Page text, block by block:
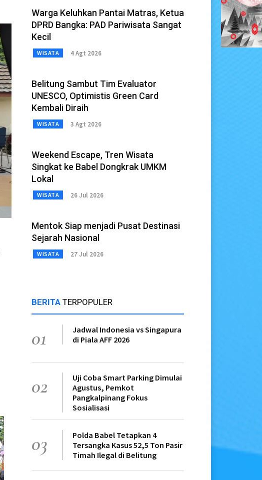
Warga Keluhkan Pantai Matras, Ketua
DPRD Bangka: PAD Pariwisata Sangat
Kecil
WISATA 4 Agt 2026
Belitung Sambut Tim Evaluator
UNESCO, Optimistis Green Card
Kembali Diraih
WISATA 3 Agt 2026
Weekend Escape, Tren Wisata
Singkat ke Babel Dongkrak UMKM
Lokal
WISATA 26 Jul 2026
Mentok Siap menjadi Pusat Destinasi
Sejarah Nasional
WISATA 27 Jul 2026
BERITA TERPOPULER
01
Jadwal Indonesia vs Singapura
di Piala AFF 2026
02
Uji Coba Smart Parking Dimulai
Agustus, Pemkot
Pangkalpinang Fokus
Sosialisasi
03
Polda Babel Tetapkan 4
Tersangka Kasus 52,5 Ton Pasir
Timah Ilegal di Belitung